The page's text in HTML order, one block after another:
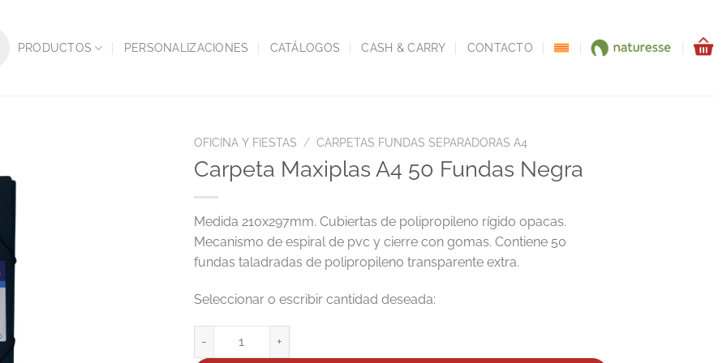
PRODUCTOS PERSONALIZACIONES CATÁLOGOS CASH & CARRY CONTACTO
OFICINA Y FIESTAS / CARPETAS FUNDAS SEPARADORAS A4
Carpeta Maxiplas A4 50 Fundas Negra
Medida 210x297mm. Cubiertas de polipropileno rígido opacas.
Mecanismo de espiral de pvc y cierre con gomas. Contiene 50
fundas taladradas de polipropileno transparente extra.